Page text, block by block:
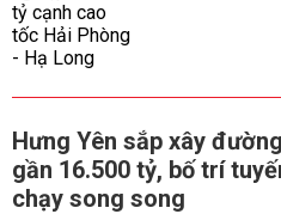
Hưng Yên sắp xây
gần 16.500 tỷ, bố trí
chạy song song